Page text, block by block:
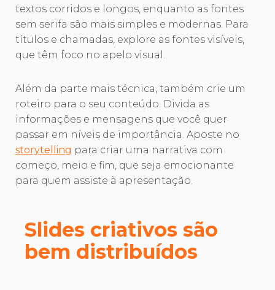
textos corridos e longos, enquanto as fontes
sem serifa são mais simples e modernas. Para
títulos e chamadas, explore as fontes visíveis,
que têm foco no apelo visual.
Além da parte mais técnica, também crie um
roteiro para o seu conteúdo. Divida as
informações e mensagens que você quer
passar em níveis de importância. Aposte no
storytelling para criar uma narrativa com
começo, meio e fim, que seja emocionante
para quem assiste à apresentação.
Slides criativos são
bem distribuídos